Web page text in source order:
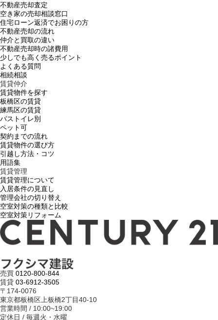
不動産売却査定
空き家の売却相談窓口
住宅ローン返済でお困りの方
不動産売却の流れ
仲介と買取の違い
不動産売却時の諸費用
少しでも高く売るポイント
よくある質問
相続相談
賃貸仲介
賃貸物件を探す
板橋区の賃貸
練馬区の賃貸
バストイレ別
ペット可
契約までの流れ
賃貸物件の選び方
引越し方法・コツ
用語集
賃貸管理
賃貸管理について
入居条件の見直し
管理会社の切り替え
空室対策の種類と比較
空室対策リフォーム
売買 0120-800-844
賃貸 03-6912-3505
〒174-0076
東京都板橋区上板橋2丁目40-10
営業時間 / 10:00~19:00
定休日 / 毎週火・水曜